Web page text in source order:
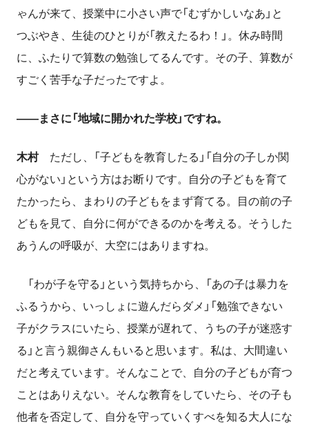
ゃんが来て、授業中に小さい声で「むずかしいなあ」と
つぶやき、生徒のひとりが「教えたるわ！」。休み時間
に、ふたりで算数の勉強してるんです。その子、算数が
すごく苦手な子だったですよ。
――まさに「地域に開かれた学校」ですね。
木村ただし、「子どもを教育したる」「自分の子しか関
心がない」という方はお断りです。自分の子どもを育て
たかったら、まわりの子どもをまず育てる。目の前の子
どもを見て、自分に何ができるのかを考える。そうした
あうんの呼吸が、大空にはありますね。
「わが子を守る」という気持ちから、「あの子は暴力を
ふるうから、いっしょに遊んだらダメ」「勉強できない
子がクラスにいたら、授業が遅れて、うちの子が迷惑す
る」と言う親御さんもいると思います。私は、大間違い
だと考えています。そんなことで、自分の子どもが育つ
ことはありえない。そんな教育をしていたら、その子も
他者を否定して、自分を守っていくすべを知る大人にな